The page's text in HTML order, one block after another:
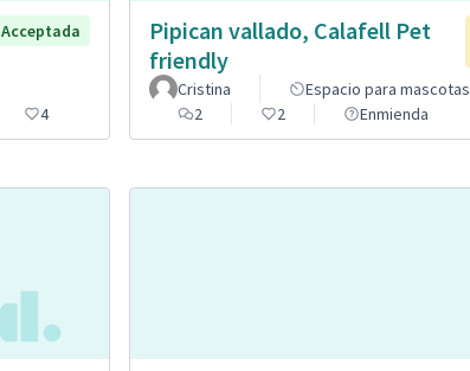
Acceptada
4
Pipican vallado, Calafell Pet
friendly
Cristina
Espacio para mascotas
2
2 Enmienda